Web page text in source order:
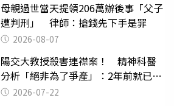
母親過世當天提領206萬辦後事「父子
遭判刑」 律師：搶錢先下手是罪
2026-08-07
陽交大教授殺害連襟案！ 精神科醫
分析「絕非為了爭產」：2年前就已言
行詭異
2026-07-22